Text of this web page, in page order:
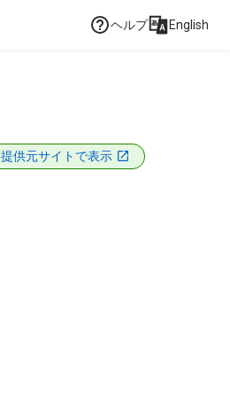
ヘルプ English
提供元サイトで表示